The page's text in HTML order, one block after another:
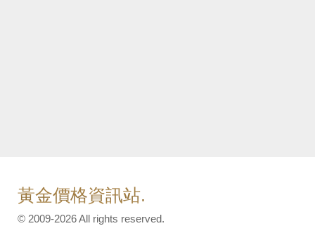
黃金價格資訊站.
© 2009-2026 All rights reserved.